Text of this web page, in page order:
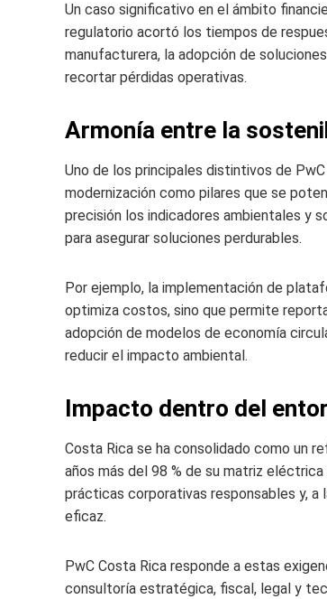
Un caso significativo en el ámbito
regulatorio acortó los tiempos de
manufacturera, la adopción de
recortar pérdidas operativas.
Armonía entre la
Uno de los principales distintivos de
modernización como pilares que se
precisión los indicadores ambientales y
para asegurar soluciones perdurables.
Por ejemplo, la implementación de
optimiza costos, sino que permite
adopción de modelos de economía
reducir el impacto ambiental.
Impacto dentro del
Costa Rica se ha consolidado como un
años más del 98 % de su matriz
prácticas corporativas responsables y, a
eficaz.
PwC Costa Rica responde a estas
consultoría estratégica, fiscal, legal y